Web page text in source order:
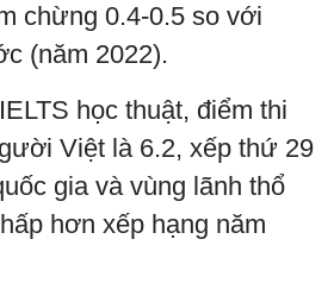
chừng 0.4-0.5 so với
(năm 2022).
học thuật, điểm thi
Việt là 6.2, xếp thứ 29
gia và vùng lãnh thổ
hơn xếp hạng năm